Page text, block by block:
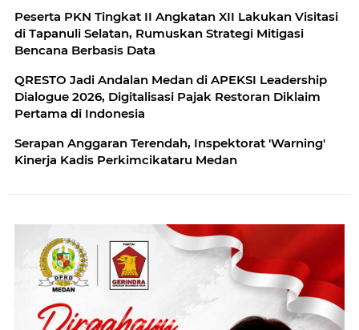
Peserta PKN Tingkat II Angkatan XII Lakukan Visitasi
di Tapanuli Selatan, Rumuskan Strategi Mitigasi
Bencana Berbasis Data
QRESTO Jadi Andalan Medan di APEKSI Leadership
Dialogue 2026, Digitalisasi Pajak Restoran Diklaim
Pertama di Indonesia
Serapan Anggaran Terendah, Inspektorat 'Warning'
Kinerja Kadis Perkimcikataru Medan